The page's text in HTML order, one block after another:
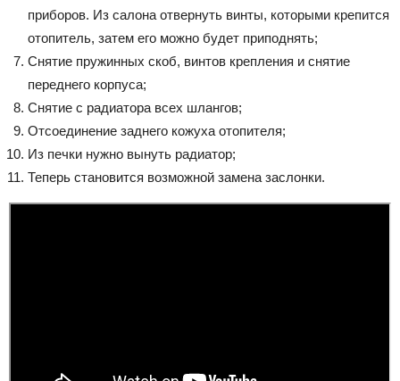
приборов. Из салона отвернуть винты, которыми крепится
отопитель, затем его можно будет приподнять;
Снятие пружинных скоб, винтов крепления и снятие
переднего корпуса;
Снятие с радиатора всех шлангов;
Отсоединение заднего кожуха отопителя;
Из печки нужно вынуть радиатор;
Теперь становится возможной замена заслонки.